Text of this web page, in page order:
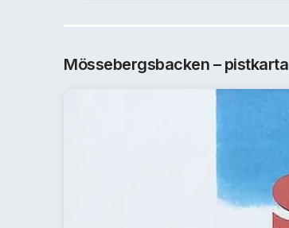
Mössebergsbacken – pistkarta